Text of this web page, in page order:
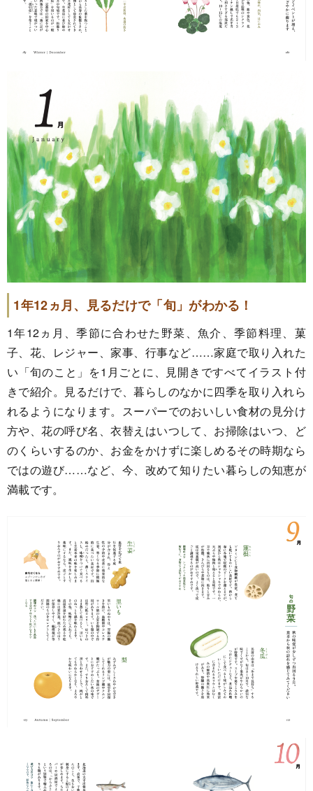
1年12ヵ月、見るだけで「旬」がわかる！
1年12ヵ月、季節に合わせた野菜、魚介、季節料理、菓
子、花、レジャー、家事、行事など……家庭で取り入れた
い「旬のこと」を1月ごとに、見開きですべてイラスト付
きで紹介。見るだけで、暮らしのなかに四季を取り入れら
れるようになります。スーパーでのおいしい食材の見分け
方や、花の呼び名、衣替えはいつして、お掃除はいつ、ど
のくらいするのか、お金をかけずに楽しめるその時期なら
ではの遊び……など、今、改めて知りたい暮らしの知恵が
満載です。